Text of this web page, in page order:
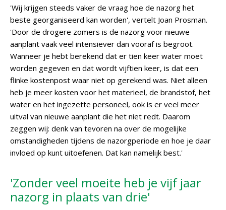
'Wij krijgen steeds vaker de vraag hoe de nazorg het
beste georganiseerd kan worden', vertelt Joan Prosman.
'Door de drogere zomers is de nazorg voor nieuwe
aanplant vaak veel intensiever dan vooraf is begroot.
Wanneer je hebt berekend dat er tien keer water moet
worden gegeven en dat wordt vijftien keer, is dat een
flinke kostenpost waar niet op gerekend was. Niet alleen
heb je meer kosten voor het materieel, de brandstof, het
water en het ingezette personeel, ook is er veel meer
uitval van nieuwe aanplant die het niet redt. Daarom
zeggen wij: denk van tevoren na over de mogelijke
omstandigheden tijdens de nazorgperiode en hoe je daar
invloed op kunt uitoefenen. Dat kan namelijk best.'
'Zonder veel moeite heb je vijf jaar
nazorg in plaats van drie'